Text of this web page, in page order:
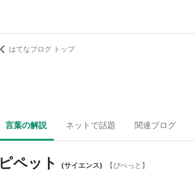
はてなブログ トップ
言葉の解説 ネットで話題 関連ブログ
ピペット (サイエンス) 【ぴぺっと 】